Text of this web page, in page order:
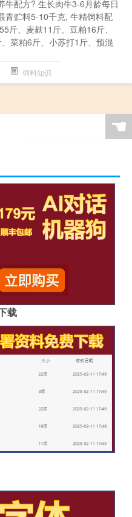
牛配方? 生长肉牛3-6月龄每日
青贮料5-10千克, 牛精饲料配
斤、麦麸11斤、豆粕16斤、
菜粕6斤、小苏打1斤、预混
饲料知识
☚
载